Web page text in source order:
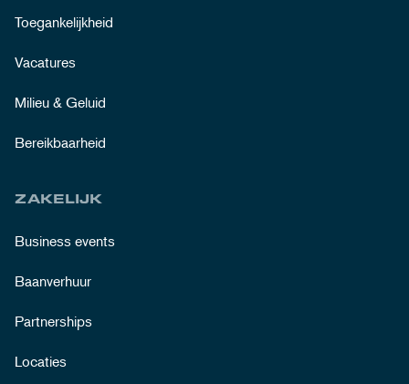
Toegankelijkheid
Vacatures
Milieu & Geluid
Bereikbaarheid
ZAKELIJK
Business events
Baanverhuur
Partnerships
Locaties